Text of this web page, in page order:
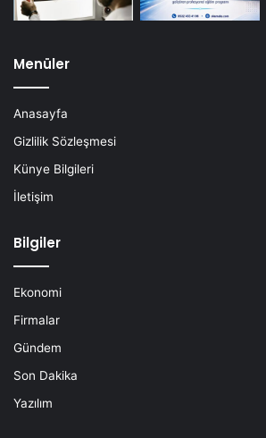
Menüler
Anasayfa
Gizlilik Sözleşmesi
Künye Bilgileri
İletişim
Bilgiler
Ekonomi
Firmalar
Gündem
Son Dakika
Yazılım